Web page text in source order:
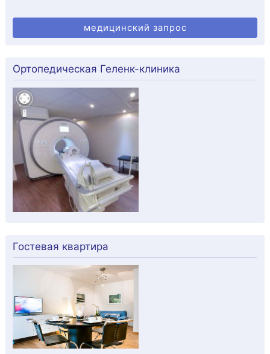
медицинский запрос
Ортопедическая Геленк-клиника
Гостевая квартира